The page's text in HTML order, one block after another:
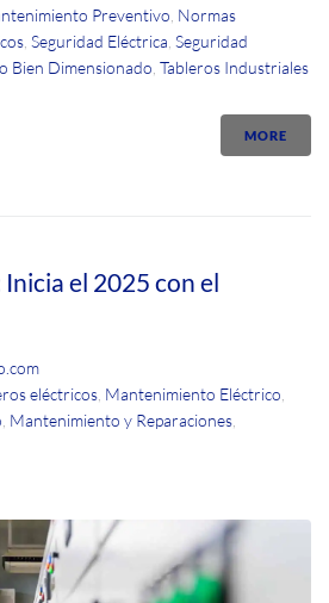
Preventivo Normas
Seguridad Eléctrica Seguridad
Bien Dimensionado Tableros Industriales
MORE
el 2025 con el
eléctricos Mantenimiento Eléctrico
Mantenimiento y Reparaciones